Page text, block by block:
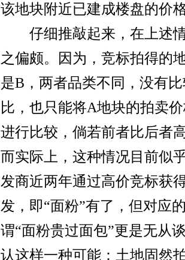
该地块附近已建成楼盘的价
仔细推敲起来，在上述情
之偏颇。因为，竞标拍得的
是B，两者品类不同，没有
比，也只能将A地块的拍卖
进行比较，倘若前者比后者
而实际上，这种情况目前似
发商近两年通过高价竞标获
发，即“面粉”有了，但对应
谓“面粉贵过面包”更是无从
认这样一种可能：土地固然